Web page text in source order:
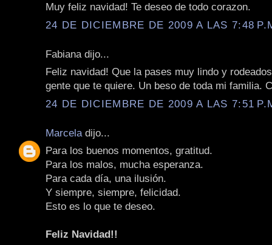
Muy feliz navidad! Te deseo de todo corazon.
24 DE DICIEMBRE DE 2009 A LAS 7:48
Fabiana dijo...
Feliz navidad! Que la pases muy lindo y
gente que te quiere. Un beso de toda mi familia.
24 DE DICIEMBRE DE 2009 A LAS 7:51
Marcela dijo...
Para los buenos momentos, gratitud.
Para los malos, mucha esperanza.
Para cada día, una ilusión.
Y siempre, siempre, felicidad.
Esto es lo que te deseo.
Feliz Navidad!!